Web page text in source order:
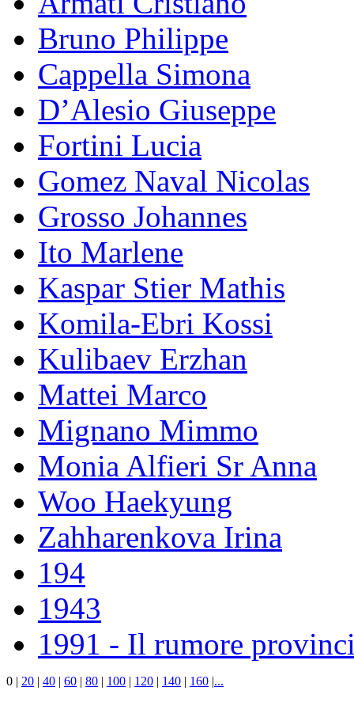
Bruno Philippe
Cappella Simona
D’Alesio Giuseppe
Fortini Lucia
Gomez Naval Nicolas
Grosso Johannes
Ito Marlene
Kaspar Stier Mathis
Komila-Ebri Kossi
Kulibaev Erzhan
Mattei Marco
Mignano Mimmo
Monia Alfieri Sr Anna
Woo Haekyung
Zahharenkova Irina
194
1943
1991 - Il rumore
0 | 20 | 40 | 60 | 80 | 100 | 120 | 140 | 160 |...